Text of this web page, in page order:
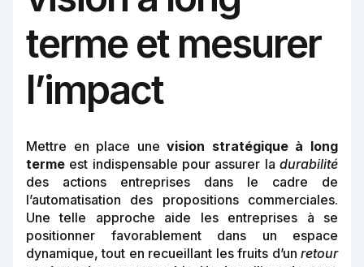
terme et mesurer
l’impact
Mettre en place unevision stratégique à long
terme est indispensable pour assurer la durabilité
des actions entreprises dans le cadre de
l’automatisation des propositions commerciales.
Une telle approche aide les entreprises à se
positionner favorablement dans un espace
dynamique, tout en recueillant les fruits d’un retour